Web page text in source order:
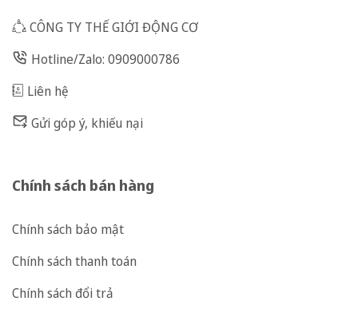
CÔNG TY THẾ GIỚI ĐỘNG CƠ
Hotline/Zalo: 0909000786
Liên hệ
Gửi góp ý, khiếu nại
Chính sách bán hàng
Chính sách bảo mật
Chính sách thanh toán
Chính sách đổi trả